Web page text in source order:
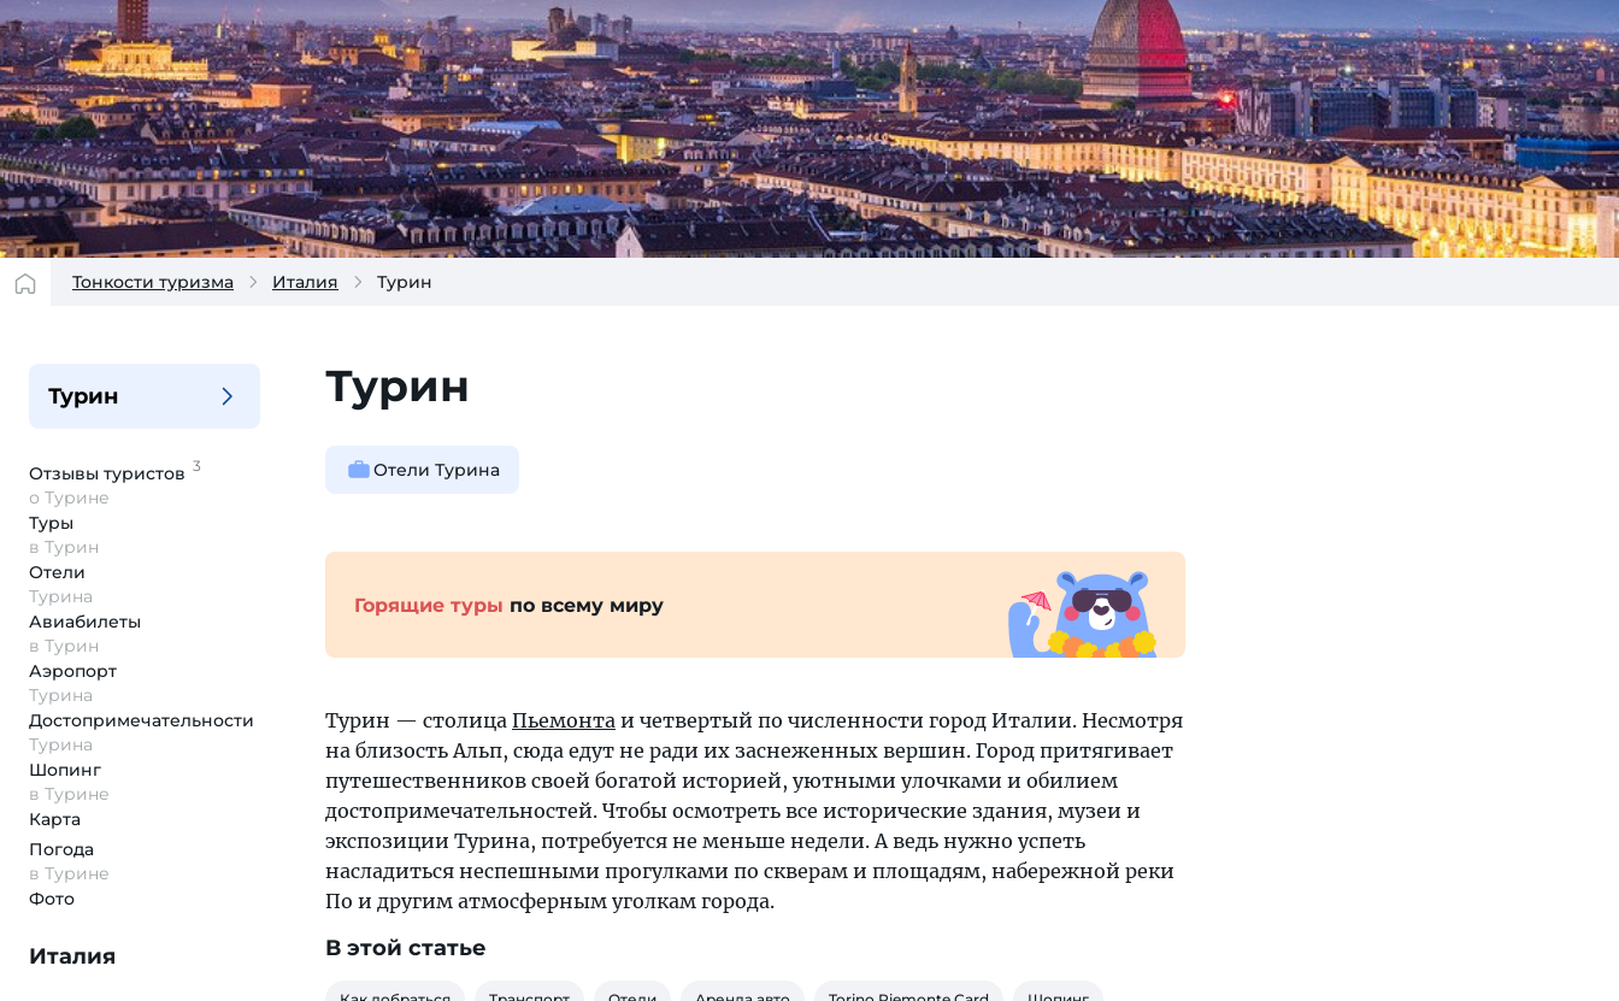
Тонкости туризма Италия Турин
Турин
Отзывы туристов 3
о Турине
Туры
в Турин
Отели
Турина
Авиабилеты
в Турин
Аэропорт
Турина
Достопримеча­тельности
Турина
Шопинг
в Турине
Карта
Погода
в Турине
Фото
Италия
Турин
Отели Турина
Горящие туры по всему миру
Турин — столица Пьемонта и четвертый по численности город Италии. Несмотря
на близость Альп, сюда едут не ради их заснеженных вершин. Город притягивает
путешественников своей богатой историей, уютными улочками и обилием
достопримечательностей. Чтобы осмотреть все исторические здания, музеи и
экспозиции Турина, потребуется не меньше недели. А ведь нужно успеть
насладиться неспешными прогулками по скверам и площадям, набережной реки
По и другим атмосферным уголкам города.
В этой статье